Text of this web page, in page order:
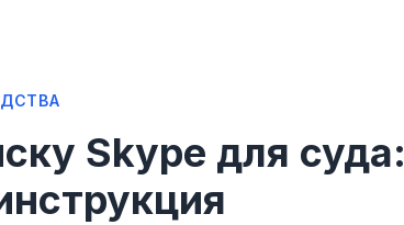
Skype для суда: